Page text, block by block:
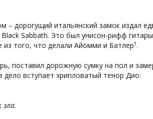
– дорогущий итальянский замок издал
Sabbath. Это был унисон-рифф
того, что делали Айомми и Батлер¹.
поставил дорожную сумку на пол и
дело вступает хрипловатый тенор Дио: